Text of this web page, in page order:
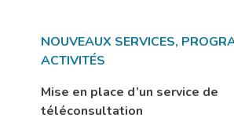
NOUVEAUX SERVICES,
ACTIVITÉS
Mise en place d’un service de
téléconsultation